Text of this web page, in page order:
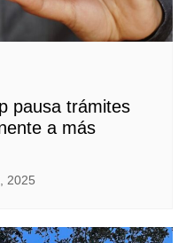
pausa trámites
a más
2025